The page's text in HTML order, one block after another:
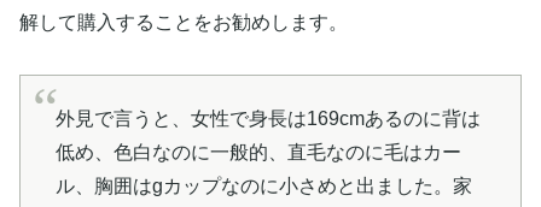
解して購入することをお勧めします。
外見で言うと、女性で身長は169cmあるのに背は
低め、色白なのに一般的、直毛なのに毛はカー
ル、胸囲はgカップなのに小さめと出ました。家